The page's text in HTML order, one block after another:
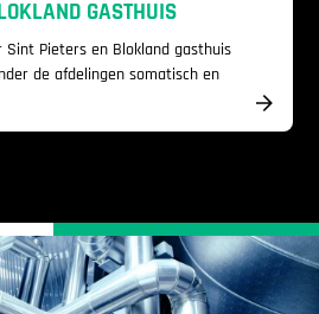
GASTHUIS
Pieters en Blokland gasthuis
de afdelingen somatisch en